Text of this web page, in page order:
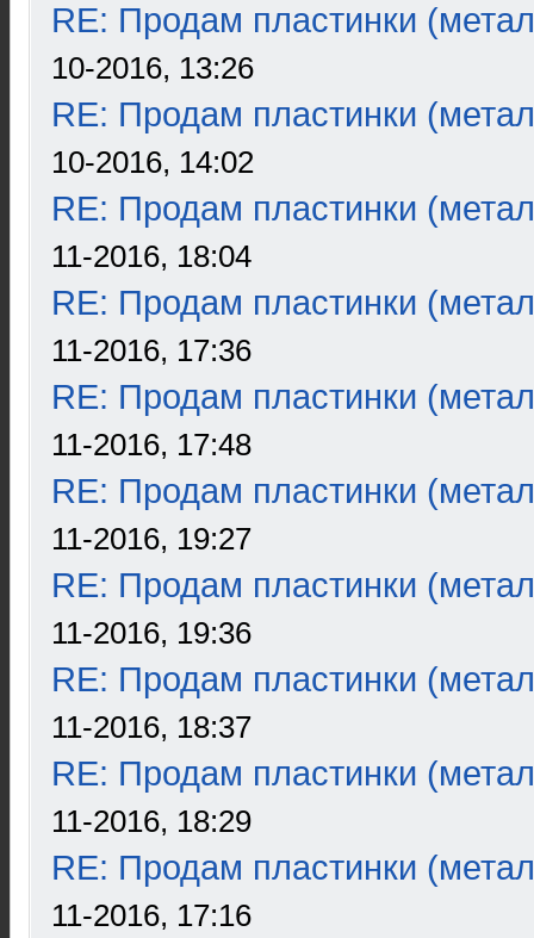
RE: Продам пластинки
10-2016, 13:26
RE: Продам пластинки
10-2016, 14:02
RE: Продам пластинки
11-2016, 18:04
RE: Продам пластинки
11-2016, 17:36
RE: Продам пластинки
11-2016, 17:48
RE: Продам пластинки
11-2016, 19:27
RE: Продам пластинки
11-2016, 19:36
RE: Продам пластинки
11-2016, 18:37
RE: Продам пластинки
11-2016, 18:29
RE: Продам пластинки
11-2016, 17:16